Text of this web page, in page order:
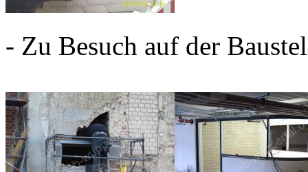
- Zu Besuch auf der